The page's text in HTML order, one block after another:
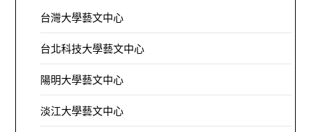
台灣大學藝文中心
台北科技大學藝文中心
陽明大學藝文中心
淡江大學藝文中心